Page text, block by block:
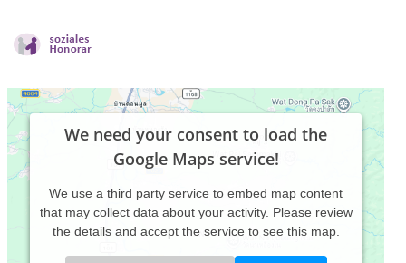
We need your consent to load the
Google Maps service!
We use a third party service to embed map content
that may collect data about your activity. Please review
the details and accept the service to see this map.